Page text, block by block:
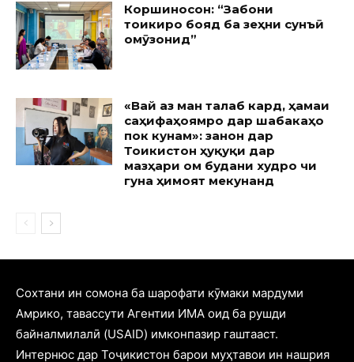
Коршиносон: “Забони
тоҷикиро бояд ба зеҳни сунъӣ
омӯзонид”
«Вай аз ман талаб кард, ҳамаи
саҳифаҳоямро дар шабакаҳо
пок кунам»: занон дар
Тоҷикистон ҳуқуқи дар
мазҳари ом будани худро чи
гуна ҳимоят мекунанд
Cохтани ин сомона ба шарофати кӯмаки мардуми
Амрико, тавассути Агентии ИМА оид ба рушди
байналмилалӣ (USAID) имконпазир гаштааст.
Интернюс дар Тоҷикистон барои муҳтавои ин нашрия